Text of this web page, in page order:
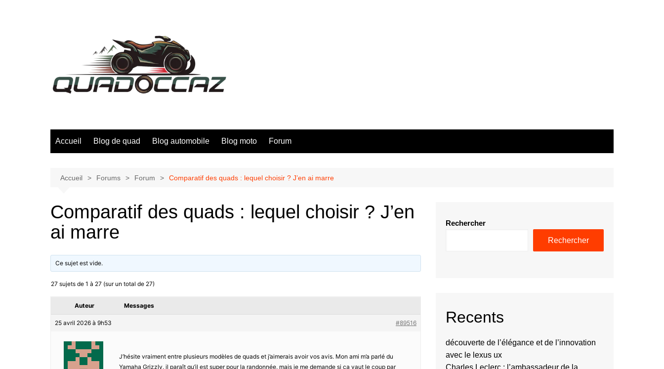
Accueil Blog de quad Blog automobile Blog moto Forum
Accueil Forums Forum Comparatif des quads : lequel choisir ? J’en ai marre
Comparatif des quads : lequel choisir ? J’en
ai marre
Ce sujet est vide.
27 sujets de 1 à 27 (sur un total de 27)
Auteur Messages
25 avril 2026 à 9h53 #89516
J’hésite vraiment entre plusieurs modèles de quads et j’aimerais avoir vos avis. Mon ami m’a parlé du
Yamaha Grizzly, il paraît qu’il est super pour la randonnée, mais je me demande si ça vaut le coup par
Rechercher
Rechercher
Recents
découverte de l’élégance et de l’innovation
avec le lexus ux